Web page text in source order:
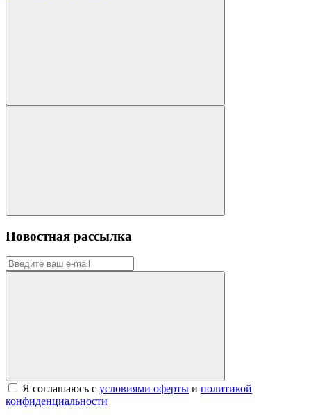
Новостная рассылка
Я соглашаюсь с условиями оферты и политикой
конфиденциальности